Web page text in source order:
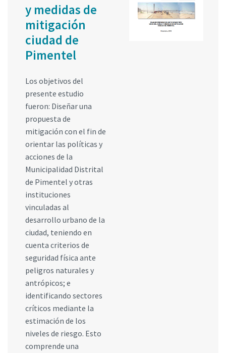
y medidas de
mitigación
ciudad de
Pimentel
Los objetivos del
presente estudio
fueron: Diseñar una
propuesta de
mitigación con el fin de
orientar las políticas y
acciones de la
Municipalidad Distrital
de Pimentel y otras
instituciones
vinculadas al
desarrollo urbano de la
ciudad, teniendo en
cuenta criterios de
seguridad física ante
peligros naturales y
antrópicos; e
identificando sectores
críticos mediante la
estimación de los
niveles de riesgo. Esto
comprende una